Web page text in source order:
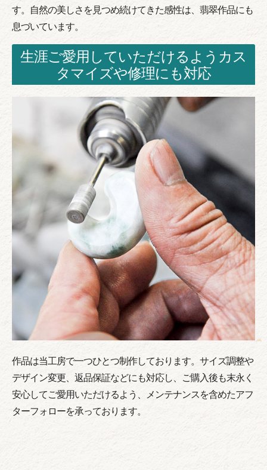
す。自然の美しさを見つめ続けてきた感性は、翡翠作品にも
息づいています。
生涯ご愛用していただけるようカス
タマイズや修理にも対応
作品は当工房で一つひとつ制作しております。サイズ調整や
デザイン変更、返品保証などにも対応し、ご購入後も末永く
安心してご愛用いただけるよう、メンテナンスを含めたアフ
ターフォローを承っております。